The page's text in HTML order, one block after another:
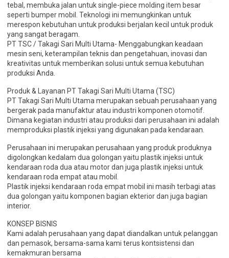
tebal, membuka jalan untuk single-piece molding item besar
seperti bumper mobil. Teknologi ini memungkinkan untuk
merespon kebutuhan untuk produksi berjalan kecil untuk produk
yang sangat beragam.
PT TSC / Takagi Sari Multi Utama- Menggabungkan keadaan
mesin seni, keterampilan teknis dan pengetahuan, inovasi dan
kreativitas untuk memberikan solusi untuk semua kebutuhan
produksi Anda.
Produk & Layanan PT Takagi Sari Multi Utama (TSC)
PT Takagi Sari Multi Utama merupakan sebuah perusahaan yang
bergerak pada manufaktur atau industri komponen otomotif.
Dimana kegiatan industri atau produksi dari perusahaan ini adalah
memproduksi plastik injeksi yang digunakan pada kendaraan.
Perusahaan ini merupakan perusahaan yang produk produknya
digolongkan kedalam dua golongan yaitu plastik injeksi untuk
kendaraan roda dua atau motor dan juga plastik injeksi untuk
kendaraan roda empat atau mobil.
Plastik injeksi kendaraan roda empat mobil ini masih terbagi atas
dua golongan yaitu komponen bagian ekterior dan juga bagian
interior.
KONSEP BISNIS
Kami adalah perusahaan yang dapat diandalkan untuk pelanggan
dan pemasok, bersama-sama kami terus kontsistensi dan
kemakmuran bersama